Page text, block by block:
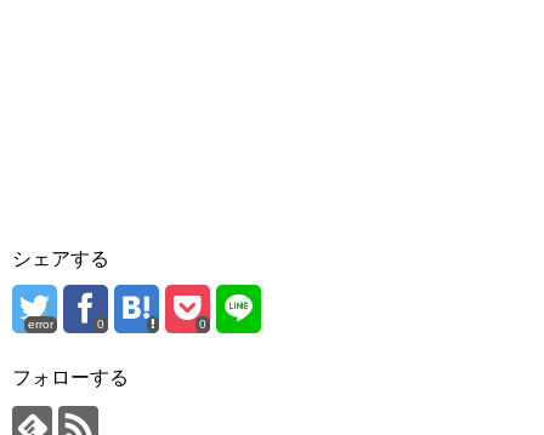
シェアする
error 0 0
フォローする